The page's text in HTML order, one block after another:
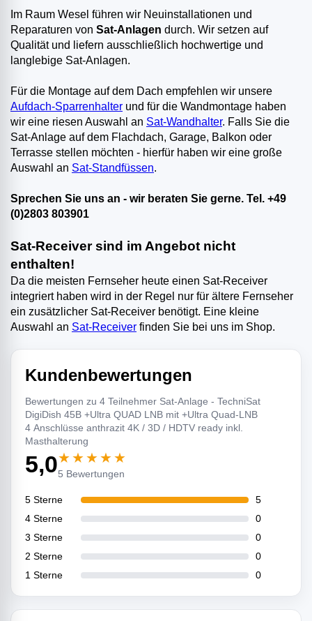
Im Raum Wesel führen wir Neuinstallationen und
Reparaturen von Sat-Anlagen durch. Wir setzen auf
Qualität und liefern ausschließlich hochwertige und
langlebige Sat-Anlagen.
Für die Montage auf dem Dach empfehlen wir unsere
Aufdach-Sparrenhalter und für die Wandmontage haben
wir eine riesen Auswahl an Sat-Wandhalter. Falls Sie die
Sat-Anlage auf dem Flachdach, Garage, Balkon oder
Terrasse stellen möchten - hierfür haben wir eine große
Auswahl an Sat-Standfüssen.
Sprechen Sie uns an - wir beraten Sie gerne. Tel. +49
(0)2803 803901
Sat-Receiver sind im Angebot nicht
enthalten!
Da die meisten Fernseher heute einen Sat-Receiver
integriert haben wird in der Regel nur für ältere Fernseher
ein zusätzlicher Sat-Receiver benötigt. Eine kleine
Auswahl an Sat-Receiver finden Sie bei uns im Shop.
Kundenbewertungen
Bewertungen zu 4 Teilnehmer Sat-Anlage - TechniSat
DigiDish 45B +Ultra QUAD LNB mit +Ultra Quad-LNB
4 Anschlüsse anthrazit 4K / 3D / HDTV ready inkl.
Masthalterung
5,0★★★★★
5 Bewertungen
5 Sterne
5
4 Sterne
0
3 Sterne
0
2 Sterne
0
1 Sterne
0